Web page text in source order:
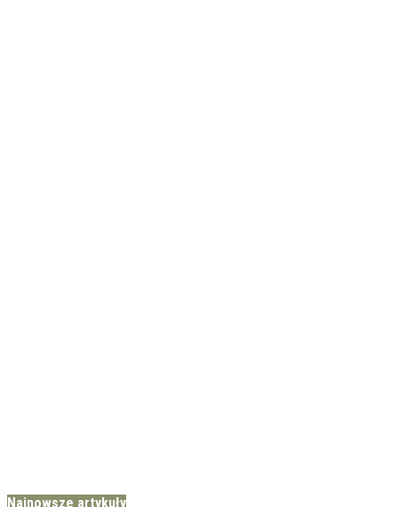
Najnowsze artykuły